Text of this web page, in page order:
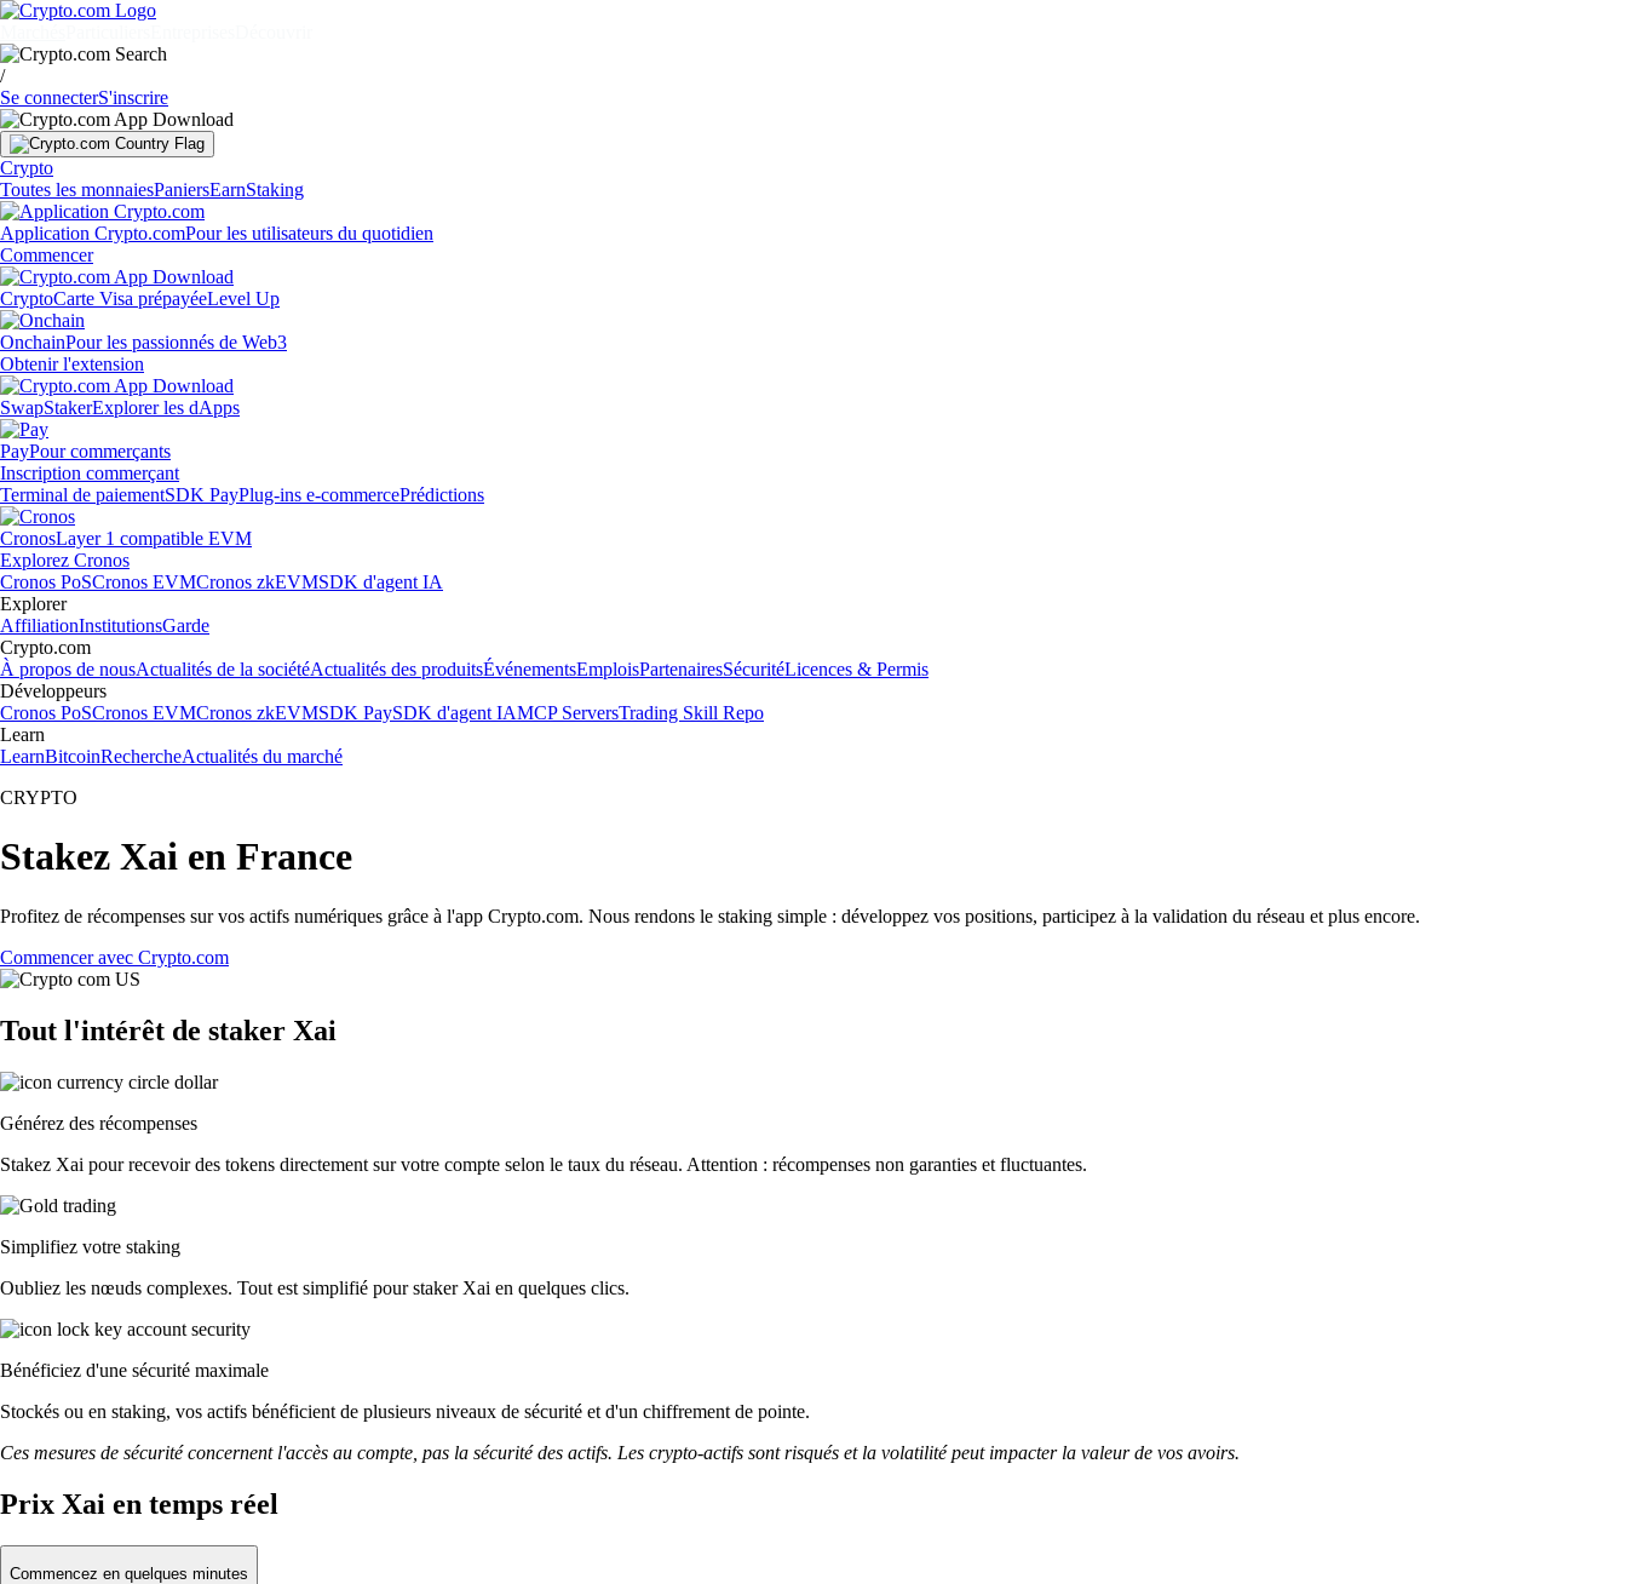
/
Se connecterS'inscrire
Crypto
Toutes les monnaiesPaniersEarnStaking
Application Crypto.comPour les utilisateurs du quotidien
Commencer
CryptoCarte Visa prépayéeLevel Up
OnchainPour les passionnés de Web3
Obtenir l'extension
SwapStakerExplorer les dApps
PayPour commerçants
Inscription commerçant
Terminal de paiementSDK PayPlug-ins e-commercePrédictions
CronosLayer 1 compatible EVM
Explorez Cronos
Cronos PoSCronos EVMCronos zkEVMSDK d'agent IA
Explorer
AffiliationInstitutionsGarde
Crypto.com
À propos de nousActualités de la sociétéActualités des produitsÉvénementsEmploisPartenairesSécuritéLicences & Permis
Développeurs
Cronos PoSCronos EVMCronos zkEVMSDK PaySDK d'agent IAMCP ServersTrading Skill Repo
Learn
LearnBitcoinRechercheActualités du marché
CRYPTO
Stakez Xai en France
Profitez de récompenses sur vos actifs numériques grâce à l'app Crypto.com. Nous rendons le staking simple : développez vos positions, participez à la validation du réseau et plus encore.
Commencer avec Crypto.com
Tout l'intérêt de staker Xai
Générez des récompenses
Stakez Xai pour recevoir des tokens directement sur votre compte selon le taux du réseau. Attention : récompenses non garanties et fluctuantes.
Simplifiez votre staking
Oubliez les nœuds complexes. Tout est simplifié pour staker Xai en quelques clics.
Bénéficiez d'une sécurité maximale
Stockés ou en staking, vos actifs bénéficient de plusieurs niveaux de sécurité et d'un chiffrement de pointe.
Ces mesures de sécurité concernent l'accès au compte, pas la sécurité des actifs. Les crypto-actifs sont risqués et la volatilité peut impacter la valeur de vos avoirs.
Prix Xai en temps réel
Commencez en quelques minutes